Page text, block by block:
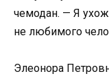
чемодан. — Я
не любимого
Элеонора